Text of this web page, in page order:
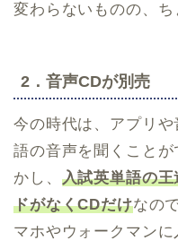
変わらないものの、ち
2．音声CDが別売
今の時代は、アプリ
語の音声を聞くこと
かし、 入試英単語の
ドがなくCDだけなの
マホやウォークマン